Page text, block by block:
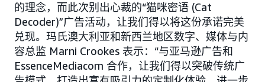
的理念，而此次别出心裁的“猫咪密语 (Cat
Decoder)”广告活动，让我们得以将这份承诺完美
兑现。玛氏澳大利亚和新西兰地区数字、媒体与内
容总监 Marni Crookes 表示：“与亚马逊广告和
EssenceMediacom 合作，让我们得以突破传统广